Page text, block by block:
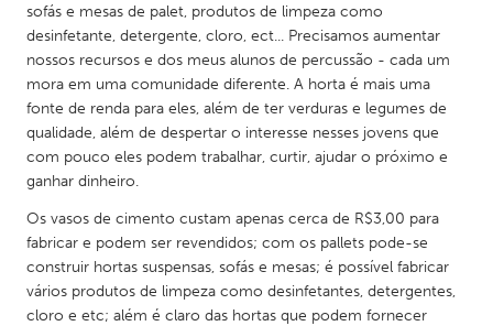
NETHERLANDS
Rotterdam
Utrecht
QATAR
Qatar
SINGAPORE
Singapore
sofás e mesas de palet, produtos de limpeza como
desinfetante, detergente, cloro, ect... Precisamos aumentar
nossos recursos e dos meus alunos de percussão - cada um
mora em uma comunidade diferente. A horta é mais uma
fonte de renda para eles, além de ter verduras e legumes de
qualidade, além de despertar o interesse nesses jovens que
com pouco eles podem trabalhar, curtir, ajudar o próximo e
ganhar dinheiro.
Os vasos de cimento custam apenas cerca de R$3,00 para
fabricar e podem ser revendidos; com os pallets pode-se
construir hortas suspensas, sofás e mesas; é possível fabricar
vários produtos de limpeza como desinfetantes, detergentes,
cloro e etc; além é claro das hortas que podem fornecer